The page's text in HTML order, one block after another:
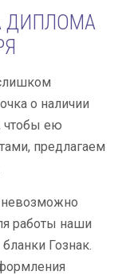
ДИПЛОМА
о наличии
чтобы ею
предлагаем
работы наши
Гознак.